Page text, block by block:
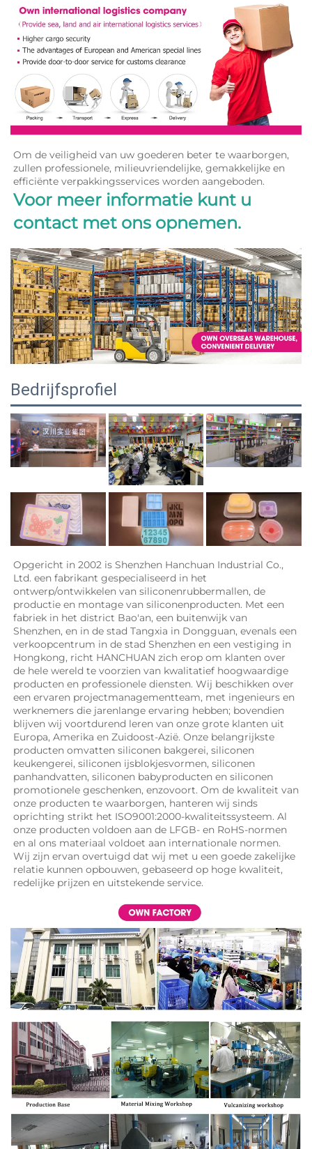
Om de veiligheid van uw goederen beter te waarborgen,
zullen professionele, milieuvriendelijke, gemakkelijke en
Voor meer informatie kunt u
contact met ons opnemen.
Bedrijfsprofiel
Opgericht in 2002 is Shenzhen Hanchuan Industrial Co.,
Ltd. een fabrikant gespecialiseerd in het
ontwerp/ontwikkelen van siliconenrubbermallen, de
productie en montage van siliconenproducten. Met een
fabriek in het district Bao'an, een buitenwijk van
Shenzhen, en in de stad Tangxia in Dongguan, evenals een
verkoopcentrum in de stad Shenzhen en een vestiging in
Hongkong, richt HANCHUAN zich erop om klanten over
de hele wereld te voorzien van kwalitatief hoogwaardige
producten en professionele diensten. Wij beschikken over
een ervaren projectmanagementteam, met ingenieurs en
werknemers die jarenlange ervaring hebben; bovendien
blijven wij voortdurend leren van onze grote klanten uit
Europa, Amerika en Zuidoost-Azië. Onze belangrijkste
producten omvatten siliconen bakgerei, siliconen
keukengerei, siliconen ijsblokjesvormen, siliconen
panhandvatten, siliconen babyproducten en siliconen
promotionele geschenken, enzovoort. Om de kwaliteit van
onze producten te waarborgen, hanteren wij sinds
oprichting strikt het ISO9001:2000-kwaliteitssysteem. Al
onze producten voldoen aan de LFGB- en RoHS-normen
en al ons materiaal voldoet aan internationale normen.
Wij zijn ervan overtuigd dat wij met u een goede zakelijke
relatie kunnen opbouwen, gebaseerd op hoge kwaliteit,
redelijke prijzen en uitstekende service.